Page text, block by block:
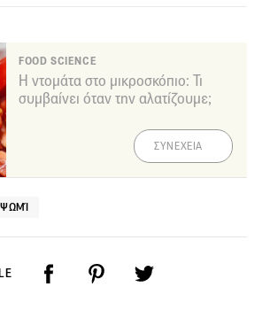
FOOD SCIENCE
Η ντομάτα στο μικροσκόπιο: Τι
συμβαίνει όταν την αλατίζουμε;
ΣΥΝΕΧΕΙΑ
ΨΩΜΊ